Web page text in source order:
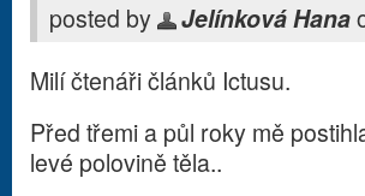
posted by Jelínková Hana
Milí čtenáři článků Ictusu.
Před třemi a půl roky mě
levé polovině těla..